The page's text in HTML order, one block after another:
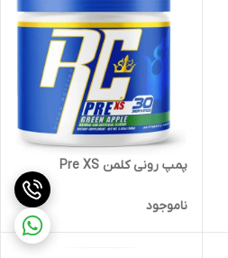
پمپ رونی کلمن Pre XS
ناموجود